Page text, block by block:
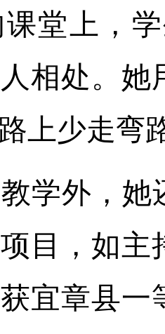
堂上，
相处。
上少走弯
学外，
目，如主
宜章县